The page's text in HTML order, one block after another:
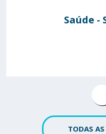
Saúde -
TODAS AS